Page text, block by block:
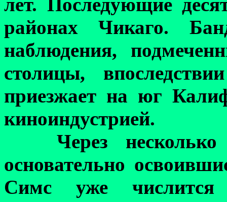
районах Чикаго.
наблюдения,
столицы,
приезжает на юг
киноиндустрией.
Через
основательно
Симс уже числится